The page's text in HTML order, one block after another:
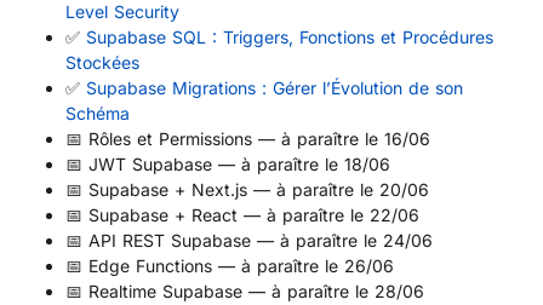
Level Security
✅ Supabase SQL : Triggers, Fonctions et Procédures
Stockées
✅ Supabase Migrations : Gérer l’Évolution de son
Schéma
📅 Rôles et Permissions — à paraître le 16/06
📅 JWT Supabase — à paraître le 18/06
📅 Supabase + Next.js — à paraître le 20/06
📅 Supabase + React — à paraître le 22/06
📅 API REST Supabase — à paraître le 24/06
📅 Edge Functions — à paraître le 26/06
📅 Realtime Supabase — à paraître le 28/06